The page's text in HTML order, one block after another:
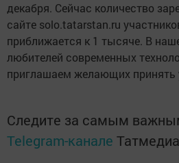
декабря. Сейчас количество
сайте solo.tatarstan.ru
приближается к 1 тысяче. В
любителей современных
приглашаем желающих принять
Следите за самым
Telegram-канале Татмедиа